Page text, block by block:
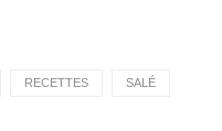
RECETTES SALÉ